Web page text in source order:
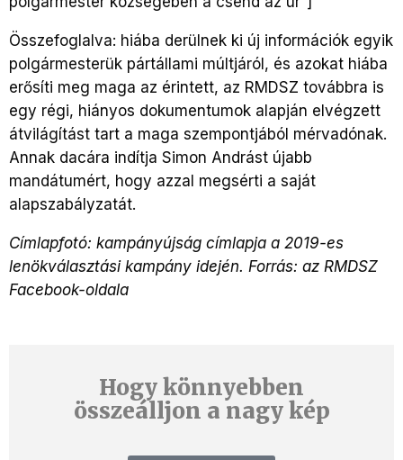
Összefoglalva: hiába derülnek ki új információk egyik
polgármesterük pártállami múltjáról, és azokat hiába
erősíti meg maga az érintett, az RMDSZ továbbra is
egy régi, hiányos dokumentumok alapján elvégzett
átvilágítást tart a maga szempontjából mérvadónak.
Annak dacára indítja Simon Andrást újabb
mandátumért, hogy azzal megsérti a saját
alapszabályzatát.
Címlapfotó: kampányújság címlapja a 2019-es
lenökválasztási kampány idején. Forrás: az RMDSZ
Facebook-oldala
Hogy könnyebben
összeálljon a nagy kép